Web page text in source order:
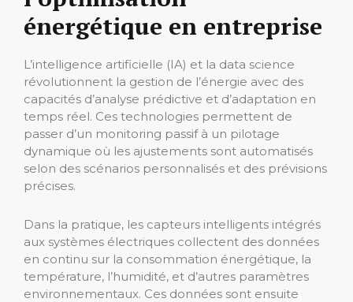
énergétique en entreprise
L’intelligence artificielle (IA) et la data science
révolutionnent la gestion de l’énergie avec des
capacités d’analyse prédictive et d’adaptation en
temps réel. Ces technologies permettent de
passer d’un monitoring passif à un pilotage
dynamique où les ajustements sont automatisés
selon des scénarios personnalisés et des prévisions
précises.
Dans la pratique, les capteurs intelligents intégrés
aux systèmes électriques collectent des données
en continu sur la consommation énergétique, la
température, l’humidité, et d’autres paramètres
environnementaux. Ces données sont ensuite